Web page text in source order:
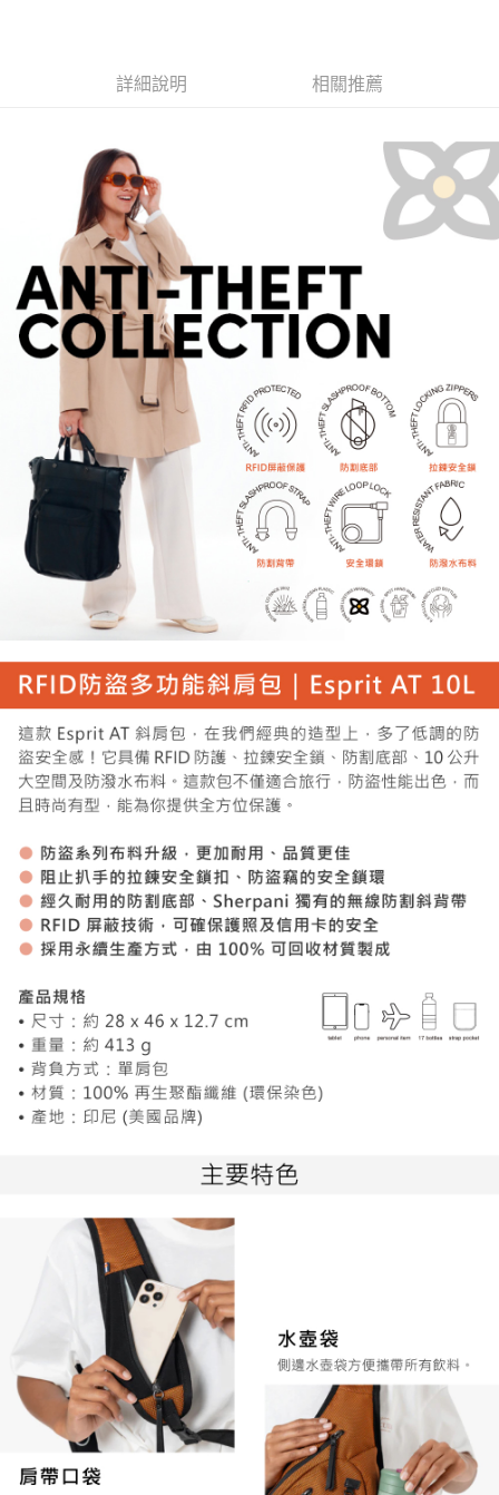
※ 交易是否成功請以「AFTEE先享後付 」之結帳頁面顯示為準，若有關於
是否繳費成功／繳費後需取消欲退款等相關疑問，請聯繫「AFTEE先享後付
【注意事項】
１．透過由恩沛科技股份有限公司提供之「AFTEE先享後付」服務完成之交
易，需依本服務之必要範圍內提供個人資料，並將交易相關給付款項請求債
權轉讓予恩沛科技股份有限公司。
２．關於個人資料處理事宜，請瀏覽以下網址：
https://aftee.tw/terms/#terms3
３．未成年的使用者請事先徵得法定代理人或監護人之同意方可使用
「AFTEE先享後付」，若未經同意申辦者引起之損失，本公司不負相關責
任。
４．使用「AFTEE先享後付」時，將依據個別帳號之用戶狀況，依本公司即
時審查核予不同之上限額度；若仍有額度不足之情形，本公司將視審查結果
請求用戶進行身份認證。
５．嚴禁一人註冊多個帳號或使用他人資訊註冊。若發現惡意使用之情形，
恩沛科技股份有限公司將有權停止該用戶之使用額度並採取法律行動。
每筆NT$130，滿NT$3,000(含以上)免運費
詳細說明 相關推薦